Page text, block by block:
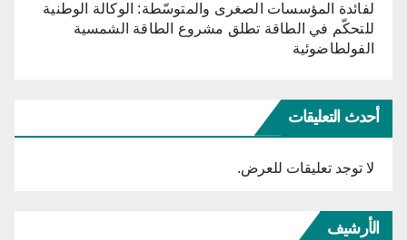
لفائدة المؤسسات الصغرى والمتوسّطة: الوكالة الوطنية
للتحكّم في الطاقة تطلق مشروع الطاقة الشمسية
الفولطاضوئية
أحدث التعليقات
لا توجد تعليقات للعرض.
الأرشيف